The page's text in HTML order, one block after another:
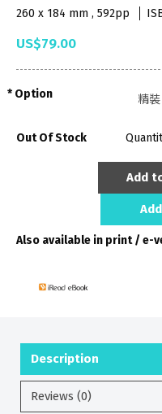
260 x 184 mm , 592pp
US$79.00
Option
Out Of Stock
Add
Also available in print / e-
Description
Reviews (0)